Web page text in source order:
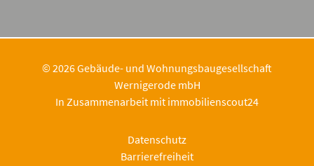
© 2026 Gebäude- und Wohnungsbaugesellschaft
Wernigerode mbH
In Zusammenarbeit mit immobilienscout24
Datenschutz
Barrierefreiheit